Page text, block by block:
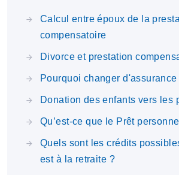
Calcul entre époux de la
compensatoire
Divorce et prestation
Pourquoi changer
Donation des enfants vers les
Qu’est-ce que le Prêt
Quels sont les crédits
est à la retraite ?